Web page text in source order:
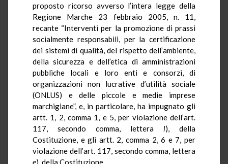
proposto ricorso avverso l’intera legge della
Regione Marche 23 febbraio 2005, n. 11,
recante “Interventi per la promozione di prassi
socialmente responsabili, per la certificazione
dei sistemi di qualità, del rispetto dell’ambiente,
della sicurezza e dell’etica di amministrazioni
pubbliche locali e loro enti e consorzi, di
organizzazioni non lucrative d’utilità sociale
(ONLUS) e delle piccole e medie imprese
marchigiane”, e, in particolare, ha impugnato gli
artt. 1, 2, comma 1, e 5, per violazione dell’art.
117, secondo comma, lettera l), della
Costituzione, e gli artt. 2, comma 2, 6 e 7, per
violazione dell’art. 117, secondo comma, lettera
e), della Costituzione.